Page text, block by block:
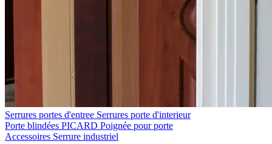
Serrures portes d'entree Serrures porte d'interieur
Porte blindées PICARD Poignée pour porte
Accessoires Serrure industriel